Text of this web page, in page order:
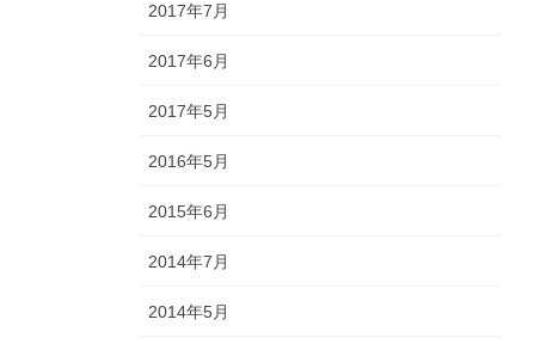
2017年7月
2017年6月
2017年5月
2016年5月
2015年6月
2014年7月
2014年5月